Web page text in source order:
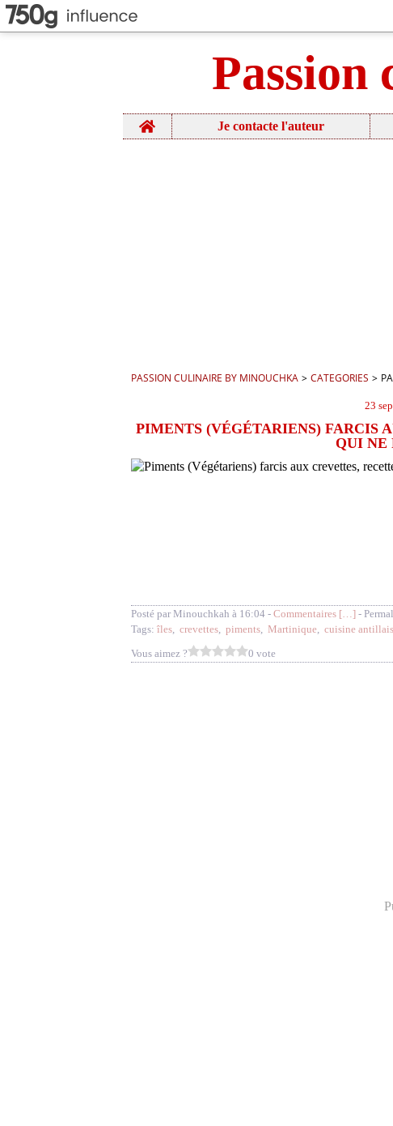
Home Je contacte l'auteur
PASSION CULINAIRE BY MINOUCHKA > CATEGORIES >
23
PIMENTS (VÉGÉTARIENS) FARCIS
QUI NE
Posté par Minouchkah à 16:04 - Commentaires […] -
Tags: îles, crevettes, piments, Martinique, cuisine
Vous aimez ?
0 vote